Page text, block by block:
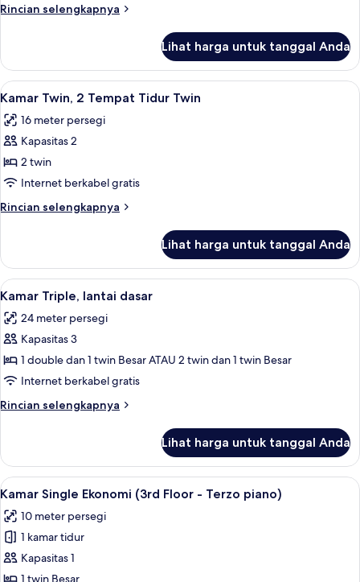
Orang
Rincian selengkapnya
Rincian
Kamar
Double
untuk
Orang
Lihat harga untuk tanggal Anda
Lihat
semua
foto
untuk
Kamar
Twin,
2
Tempat
Twin
Seprai premium, brankas, meja
4
Kamar Twin, 2 Tempat Tidur Twin
16 meter persegi
Kapasitas 2
2 twin
Internet berkabel gratis
Rincian selengkapnya
Rincian
Kamar
Twin,
2
Tidur
Twin
Lihat harga untuk tanggal Anda
Lihat
semua
foto
untuk
Kamar
Triple,
lantai
dasar
Seprai premium, brankas, meja
5
Kamar Triple, lantai dasar
24 meter persegi
Kapasitas 3
1 double dan 1 twin Besar ATAU 2 twin dan 1 twin Besar
Internet berkabel gratis
Rincian selengkapnya
Rincian
Kamar
Triple,
lantai
Lihat harga untuk tanggal Anda
Lihat
semua
foto
untuk
Kamar
Single
Seprai premium, brankas, meja
4
Kamar Single Ekonomi (3rd Floor - Terzo piano)
10 meter persegi
1 kamar tidur
Kapasitas 1
1 twin Besar